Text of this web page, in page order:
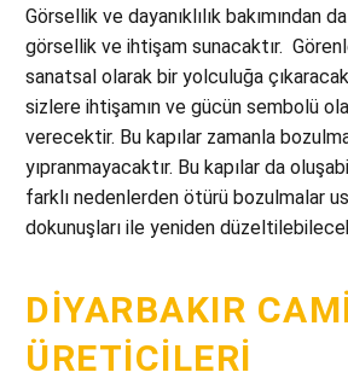
Görsellik ve dayanıklılık bakımından
görsellik ve ihtişam sunacaktır.
sanatsal olarak bir yolculuğa
sizlere ihtişamın ve gücün sembolü
verecektir. Bu kapılar zamanla
yıpranmayacaktır. Bu kapılar da
farklı nedenlerden ötürü bozulmalar
dokunuşları ile yeniden
DIYARBAKIR
ÜRETICILERI